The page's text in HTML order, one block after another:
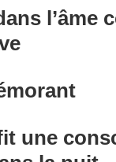
l’âme
une